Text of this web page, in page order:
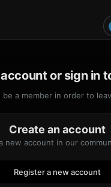
or sign in
a member in order to
Create an account
new account in our
Register a new account